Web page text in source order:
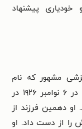
پیشنهاد
مشهور که نام
اصلی‌اش هیلاری هینتون زیگلار است در ۶ نوامبر ۱۹۲۶ در
او دهمین فرزند از
و در ۶سالگی پدرش را از دست داد. او